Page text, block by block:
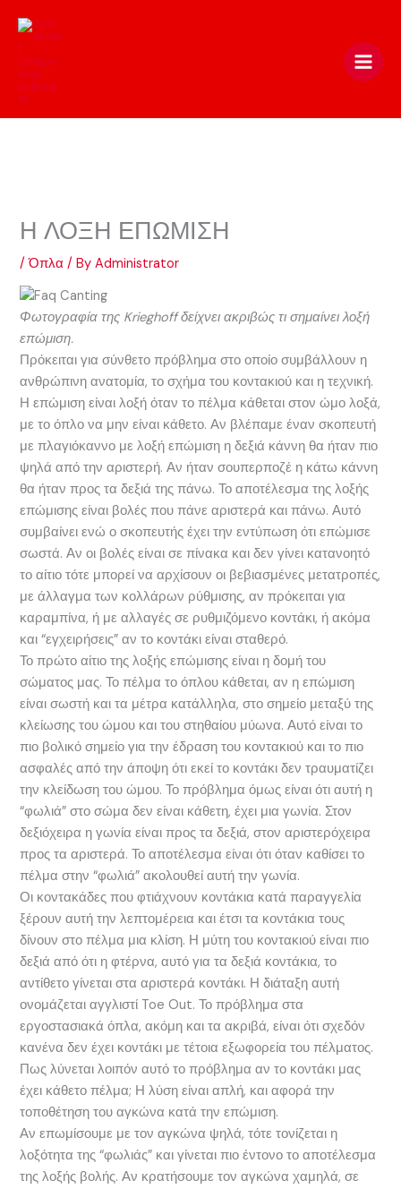
content
Η ΛΟΞΗ ΕΠΩΜΙΣΗ
/Όπλα / ByAdministrator
Φωτογραφία της Krieghoff δείχνει ακριβώς τι σημαίνει λοξή
επώμιση.
Πρόκειται για σύνθετο πρόβλημα στο οποίο συμβάλλουν η
ανθρώπινη ανατομία, το σχήμα του κοντακιού και η τεχνική.
Η επώμιση είναι λοξή όταν το πέλμα κάθεται στον ώμο λοξά,
με το όπλο να μην είναι κάθετο. Αν βλέπαμε έναν σκοπευτή
με πλαγιόκαννο με λοξή επώμιση η δεξιά κάννη θα ήταν πιο
ψηλά από την αριστερή. Αν ήταν σουπερποζέ η κάτω κάννη
θα ήταν προς τα δεξιά της πάνω. Το αποτέλεσμα της λοξής
επώμισης είναι βολές που πάνε αριστερά και πάνω. Αυτό
συμβαίνει ενώ ο σκοπευτής έχει την εντύπωση ότι επώμισε
σωστά. Αν οι βολές είναι σε πίνακα και δεν γίνει κατανοητό
το αίτιο τότε μπορεί να αρχίσουν οι βεβιασμένες μετατροπές,
με άλλαγμα των κολλάρων ρύθμισης, αν πρόκειται για
καραμπίνα, ή με αλλαγές σε ρυθμιζόμενο κοντάκι, ή ακόμα
και “εγχειρήσεις” αν το κοντάκι είναι σταθερό.
Το πρώτο αίτιο της λοξής επώμισης είναι η δομή του
σώματος μας. Το πέλμα το όπλου κάθεται, αν η επώμιση
είναι σωστή και τα μέτρα κατάλληλα, στο σημείο μεταξύ της
κλείωσης του ώμου και του στηθαίου μύωνα. Αυτό είναι το
πιο βολικό σημείο για την έδραση του κοντακιού και το πιο
ασφαλές από την άποψη ότι εκεί το κοντάκι δεν τραυματίζει
την κλείδωση του ώμου. Το πρόβλημα όμως είναι ότι αυτή η
“φωλιά” στο σώμα δεν είναι κάθετη, έχει μια γωνία. Στον
δεξιόχειρα η γωνία είναι προς τα δεξιά, στον αριστερόχειρα
προς τα αριστερά. Το αποτέλεσμα είναι ότι όταν καθίσει το
πέλμα στην “φωλιά” ακολουθεί αυτή την γωνία.
Οι κοντακάδες που φτιάχνουν κοντάκια κατά παραγγελία
ξέρουν αυτή την λεπτομέρεια και έτσι τα κοντάκια τους
δίνουν στο πέλμα μια κλίση. Η μύτη του κοντακιού είναι πιο
δεξιά από ότι η φτέρνα, αυτό για τα δεξιά κοντάκια, το
αντίθετο γίνεται στα αριστερά κοντάκι. Η διάταξη αυτή
ονομάζεται αγγλιστί Toe Out. Το πρόβλημα στα
εργοστασιακά όπλα, ακόμη και τα ακριβά, είναι ότι σχεδόν
κανένα δεν έχει κοντάκι με τέτοια εξωφορεία του πέλματος.
Πως λύνεται λοιπόν αυτό το πρόβλημα αν το κοντάκι μας
έχει κάθετο πέλμα; Η λύση είναι απλή, και αφορά την
τοποθέτηση του αγκώνα κατά την επώμιση.
Αν επωμίσουμε με τον αγκώνα ψηλά, τότε τονίζεται η
λοξότητα της “φωλιάς” και γίνεται πιο έντονο το αποτέλεσμα
της λοξής βολής. Αν κρατήσουμε τον αγκώνα χαμηλά, σε